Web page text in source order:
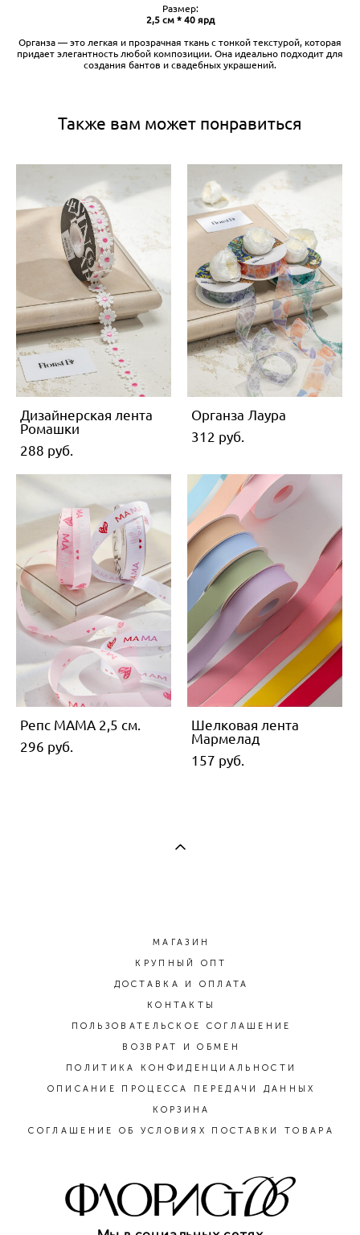
Размер:
2,5 см * 40 ярд
Органза — это легкая и прозрачная ткань с тонкой текстурой, которая
придает элегантность любой композиции. Она идеально подходит для
создания бантов и свадебных украшений.
Также вам может понравиться
Дизайнерская лента
Ромашки
288 pуб.
Органза Лаура
312 pуб.
Репс МАМА 2,5 см.
296 pуб.
Шелковая лента
Мармелад
157 pуб.
МАГАЗИН
КРУПНЫЙ ОПТ
ДОСТАВКА И ОПЛАТА
КОНТАКТЫ
ПОЛЬЗОВАТЕЛЬСКОЕ СОГЛАШЕНИЕ
ВОЗВРАТ И ОБМЕН
ПОЛИТИКА КОНФИДЕНЦИАЛЬНОСТИ
ОПИСАНИЕ ПРОЦЕССА ПЕРЕДАЧИ ДАННЫХ
КОРЗИНА
СОГЛАШЕНИЕ ОБ УСЛОВИЯХ ПОСТАВКИ ТОВАРА